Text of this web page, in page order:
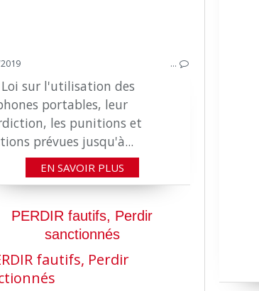
…
Loi sur l'utilisation des
portables, leur
les punitions et
prévues jusqu'à...
EN SAVOIR PLUS
PERDIR fautifs, Perdir
sanctionnés